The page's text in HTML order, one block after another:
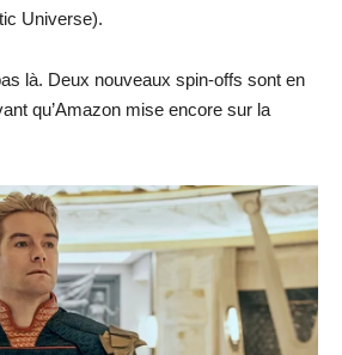
Universe).
là. Deux nouveaux spin-offs sont en
qu’Amazon mise encore sur la